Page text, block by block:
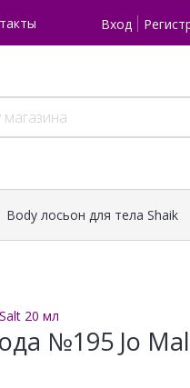
Вход
Body лосьон для тела Shaik
20 мл
№195 Jo